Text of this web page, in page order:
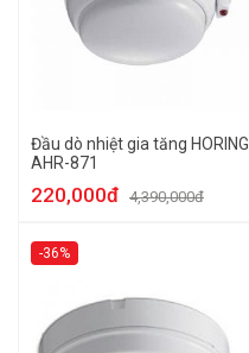
Đầu dò nhiệt gia tăng HORING
AHR-871
220,000đ 4,390,000đ
-36%